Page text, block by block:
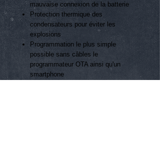
mauvaise connexion de la batterie
Protection thermique des
condensateurs pour éviter les
explosions
Programmation le plus simple
possible sans câbles le
programmateur OTA ainsi qu'un
smartphone